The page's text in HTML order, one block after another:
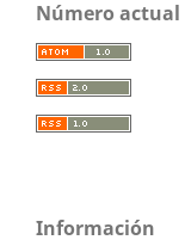
Número actual
Información